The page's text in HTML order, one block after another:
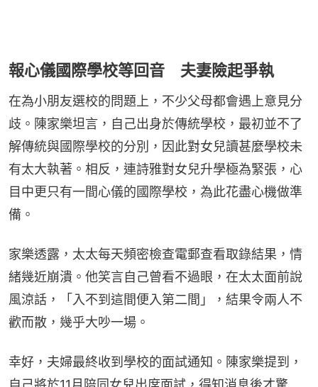
報心儀國際學校等回音 夫妻險起爭執
在為小朋友選校的問題上，不少父母都會遇上意見分
歧。陳家樂坦言，自己出身於傳統學校，最初並不了
解傳統與國際學校的分別，因此對女兒讀甚麼學校未
有太大執著。相反，連詩雅對女兒升學極為緊張，心
目中更只有一間心儀的國際學校，為此花盡心機做準
備。
家樂透露，太太每天頻密檢查電郵查看取錄結果，情
緒幾近崩潰。他笑言自己曾看不過眼，在太太面前說
風涼話，「入不到這間便入第二間」，結果令兩人不
歡而散，幾乎大吵一場。
幸好，夫婦最終收到學校的面試通知。陳家樂提到，